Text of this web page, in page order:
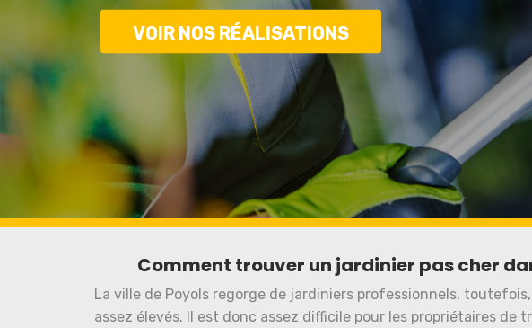
VOIR NOS RÉALISATIONS
Comment trouver un jardinier pas cher
La ville de Poyols regorge de jardiniers professionnels,
assez élevés. Il est donc assez difficile pour les propriétaires de